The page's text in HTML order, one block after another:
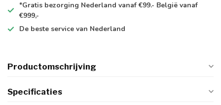
*Gratis bezorging Nederland vanaf €99.- België vanaf
€999,-
De beste service van Nederland
Productomschrijving
Specificaties